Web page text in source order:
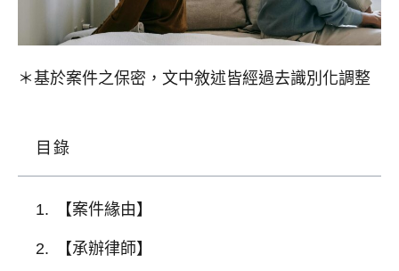
＊基於案件之保密，文中敘述皆經過去識別化調整
目錄
【案件緣由】
【承辦律師】